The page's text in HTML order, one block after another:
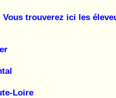
Vous trouverez ici les
Loire